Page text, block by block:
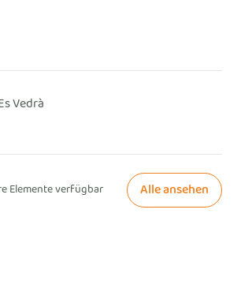
Vedrà
Elemente verfügbar Alle ansehen